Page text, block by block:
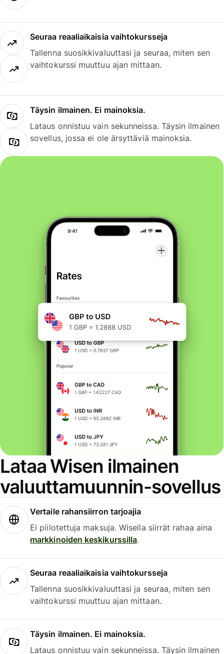
Seuraa reaaliaikaisia vaihtokursseja
Tallenna suosikkivaluuttasi ja seuraa, miten sen
vaihtokurssi muuttuu ajan mittaan.
Täysin ilmainen. Ei mainoksia.
Lataus onnistuu vain sekunneissa. Täysin ilmainen
sovellus, jossa ei ole ärsyttäviä mainoksia.
Lataa Wisen ilmainen
valuuttamuunnin-sovellus
Vertaile rahansiirron tarjoajia
Ei piilotettuja maksuja. Wisella siirrät rahaa aina
markkinoiden keskikurssilla.
Seuraa reaaliaikaisia vaihtokursseja
Tallenna suosikkivaluuttasi ja seuraa, miten sen
vaihtokurssi muuttuu ajan mittaan.
Täysin ilmainen. Ei mainoksia.
Lataus onnistuu vain sekunneissa. Täysin ilmainen